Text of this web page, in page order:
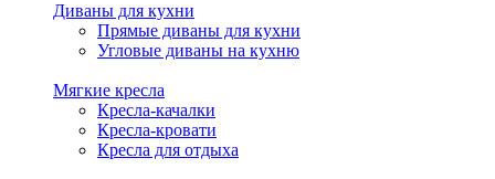
Диваны для кухни
Прямые диваны для кухни
Угловые диваны на кухню
Мягкие кресла
Кресла-качалки
Кресла-кровати
Кресла для отдыха